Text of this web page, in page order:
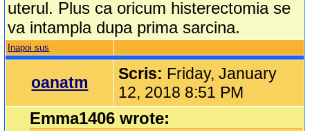
uterul. Plus ca oricum histerectomia se
va intampla dupa prima sarcina.
Inapoi sus
oanatm Scris: Friday, January
12, 2018 8:51 PM
Emma1406 wrote: